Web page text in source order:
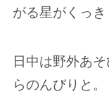
がる星がくっき
日中は野外あ
らのんびりと。